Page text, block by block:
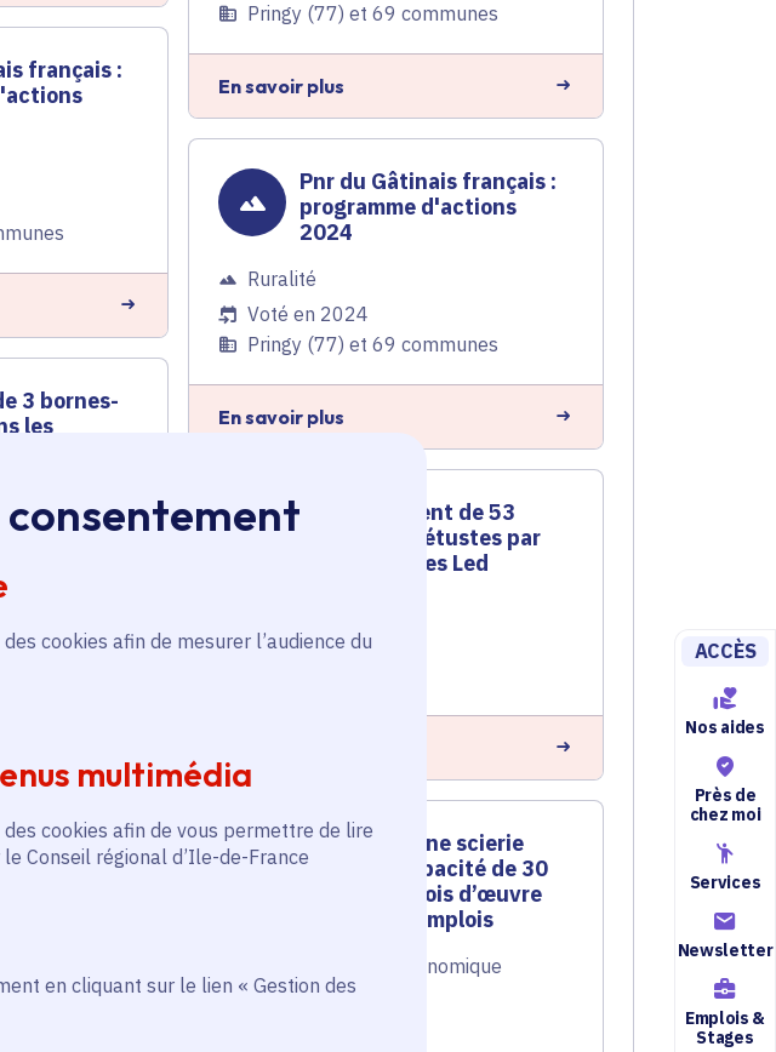
consentement
cookies afin de mesurer l’audience du
multimédia
cookies afin de vous permettre de lire
Conseil régional d’Ile-de-France
en cliquant sur le lien « Gestion des
ACCÈS
Nos aides
Près de
chez moi
Services
Newsletter
Emplois &
Stages
Pringy (77) et 69 communes
En savoir plus
français :
Pnr du Gâtinais français :
programme d'actions
2024
Ruralité
Voté en 2024
Pringy (77) et 69 communes
En savoir plus
3 bornes-
les
Remplacement de 53
luminaires vétustes par
des luminaires Led
Voté en 2024
du
2024
Création d'une scierie
avec une capacité de 30
000 m3 de bois d’œuvre
sciés et 15 emplois
Développement économique